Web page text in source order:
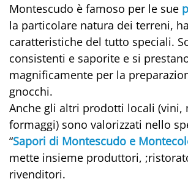
Montescudo è famoso per le sue
la particolare natura dei terreni,
caratteristiche del tutto speciali.
consistenti e saporite e si
magnificamente per la
gnocchi.
Anche gli altri prodotti locali (vini,
formaggi) sono valorizzati nello
“Sapori di Montescudo e
mette insieme produttori,
rivenditori.